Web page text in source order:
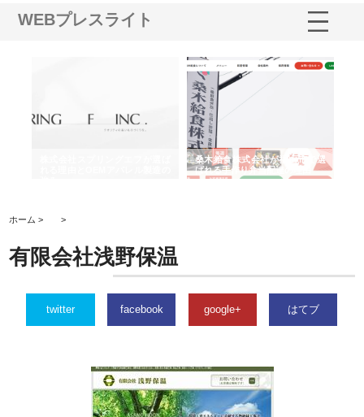
WEBプレスライト
桑木給食株式会社が福山市で選
ばれる手作り弁当配達の理由
ホーム > >
有限会社浅野保温
twitter facebook google+ はてブ